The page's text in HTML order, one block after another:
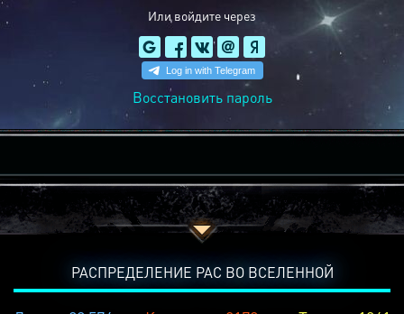
Или войдите через
Восстановить пароль
РАСПРЕДЕЛЕНИЕ РАС ВО ВСЕЛЕННОЙ